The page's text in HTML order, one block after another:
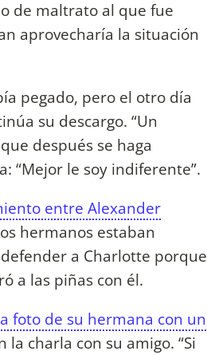
de maltrato al que fue
aprovecharía la situación
pegado, pero el otro día
su descargo. “Un
después se haga
“Mejor le soy indiferente”.
entre Alexander
hermanos estaban
a Charlotte porque
a las piñas con él.
foto de su hermana con un
charla con su amigo. “Si